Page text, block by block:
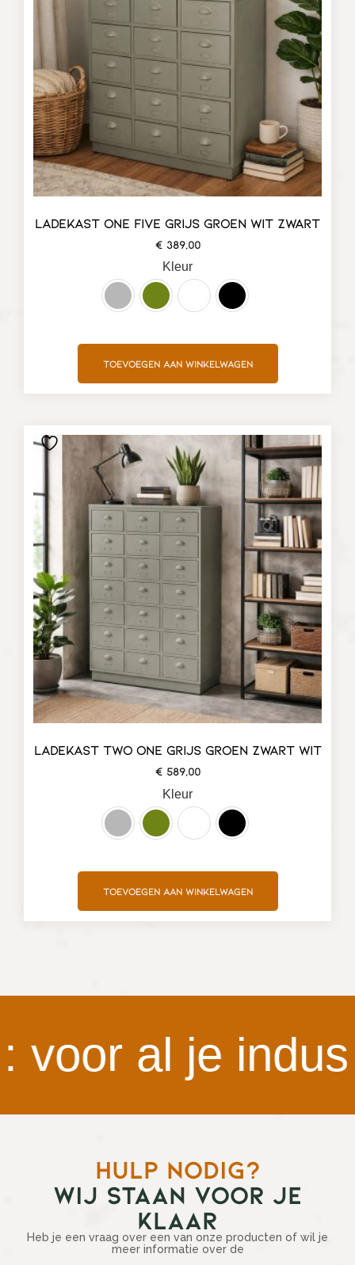
LADEKAST ONE FIVE GRIJS GROEN WIT ZWART
€389,00
Kleur
Toevoegen aan winkelwagen
LADEKAST TWO ONE GRIJS GROEN ZWART WIT
€589,00
Kleur
Toevoegen aan winkelwagen
al je
HULP NODIG?
WIJ STAAN VOOR JE
KLAAR
Heb je een vraag over een van onze producten of wil je
meer informatie over de